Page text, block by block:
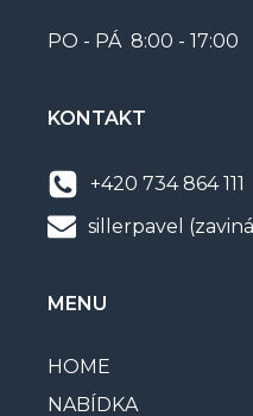
PO - PÁ 8:00 - 17:00
KONTAKT
+420 734 864 111
sillerpavel
MENU
HOME
NABÍDKA